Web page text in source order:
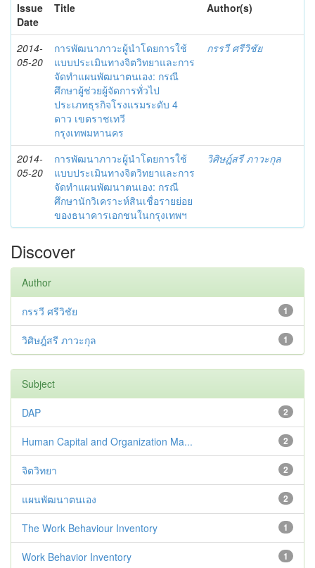
Issue
Date
Title Author(s)
2014-
05-20
การพัฒนาภาวะผู้นำโดยการใช้
แบบประเมินทางจิตวิทยาและการ
จัดทำแผนพัฒนาตนเอง: กรณี
ศึกษาผู้ช่วยผู้จัดการทั่วไป
ประเภทธุรกิจโรงแรมระดับ 4
ดาว เขตราชเทวี
กรุงเทพมหานคร
กรรวี ศรีวิชัย
2014-
05-20
การพัฒนาภาวะผู้นำโดยการใช้
แบบประเมินทางจิตวิทยาและการ
จัดทำแผนพัฒนาตนเอง: กรณี
ศึกษานักวิเคราะห์สินเชื่อรายย่อย
ของธนาคารเอกชนในกรุงเทพฯ
วิศิษฎ์สรี ภาวะกุล
Discover
Author
1
กรรวี ศรีวิชัย
1
วิศิษฎ์สรี ภาวะกุล
Subject
2
DAP
2
Human Capital and Organization Ma...
2
จิตวิทยา
2
แผนพัฒนาตนเอง
1
The Work Behaviour Inventory
1
Work Behavior Inventory